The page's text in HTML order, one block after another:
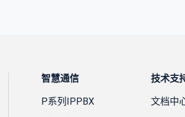
智慧通信
P系列IPPBX
技术支
文档中